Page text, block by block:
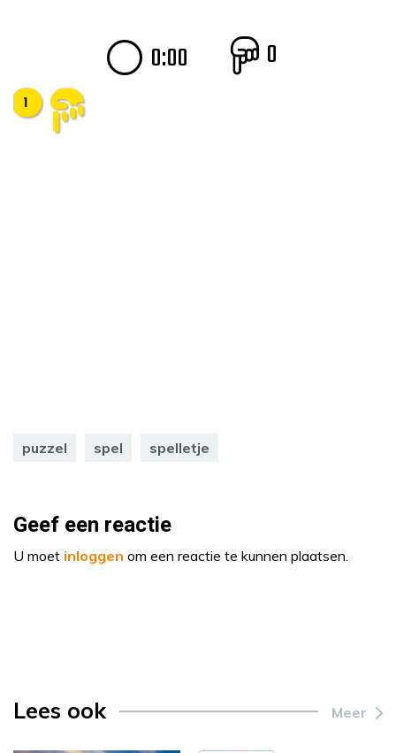
puzzel spel spelletje
Geef een reactie
U moet inloggen om een reactie te kunnen plaatsen.
Lees ook Meer